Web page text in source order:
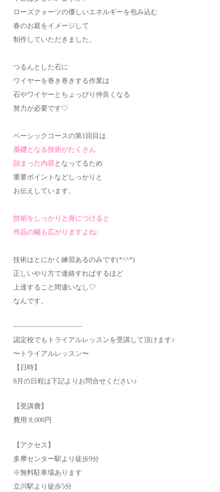
ローズクォーツの優しいエネルギーを包み込む
春のお庭をイメージして
制作していただきました。
つるんとした石に
ワイヤーを巻き巻きする作業は
石やワイヤーとちょっぴり仲良くなる
努力が必要です♡
ベーシックコースの第1回目は
基礎となる技術がたくさん
詰まった内容となってるため
重要ポイントなどしっかりと
お伝えしています。
技術をしっかりと身につけると
作品の幅も広がりますよね♪
技術はとにかく練習あるのみです(*^^*)
正しいやり方で連絡すればするほど
上達すること間違いなし♡
なんです。
——————————
認定校でもトライアルレッスンを受講して頂けます♪
〜トライアルレッスン〜
【日時】
8月の日程は下記よりお問合せください♪
【受講費】
費用 8,000円
【アクセス】
多摩センター駅より徒歩9分
※無料駐車場あります
立川駅より徒歩5分